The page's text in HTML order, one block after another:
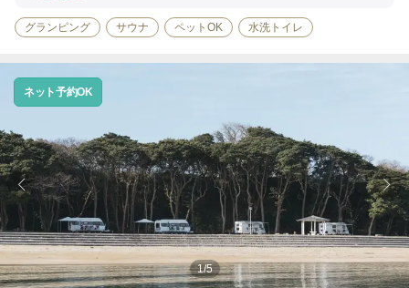
グランピング サウナ ペットOK 水洗トイレ
1/5
ネット予約OK